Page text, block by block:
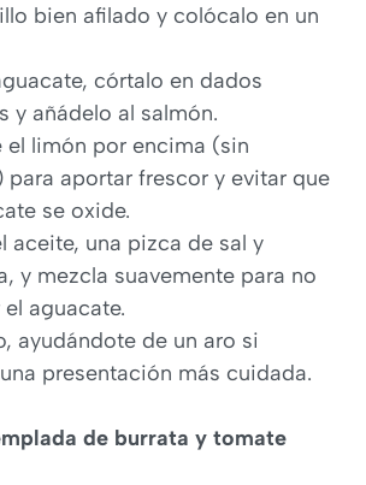
bien afilado y colócalo en un
córtalo en dados
y añádelo al salmón.
el limón por encima (sin
para aportar frescor y evitar que
se oxide.
aceite, una pizca de sal y
y mezcla suavemente para no
aguacate.
ayudándote de un aro si
presentación más cuidada.
de burrata y tomate